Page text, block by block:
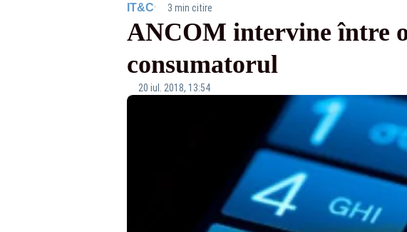
IT&C· 3 min citire
ANCOM intervine între
consumatorul
20 iul. 2018, 13:54